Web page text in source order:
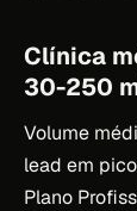
Clínica
30-250
Volume
lead em
Plano